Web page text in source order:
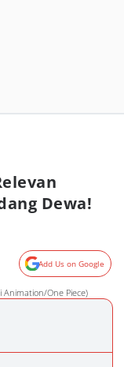
Dewa!
Add Us on Google
Animation/One Piece)